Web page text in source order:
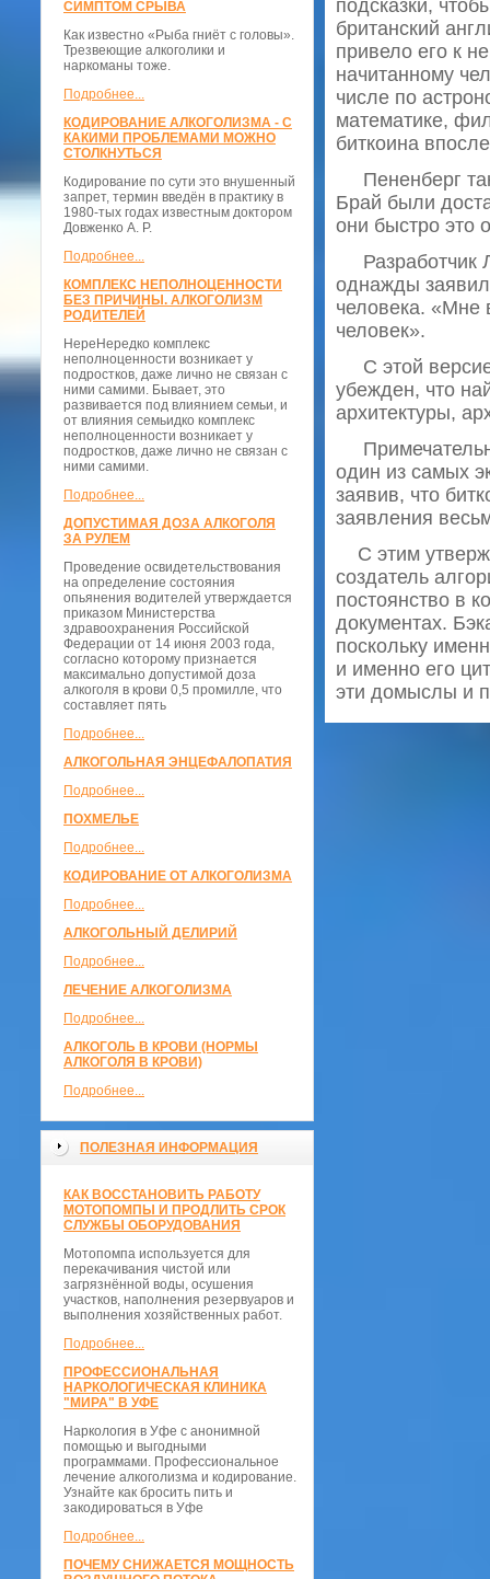
СИМПТОМ СРЫВА
Как известно «Рыба гниёт с головы».
Трезвеющие алкоголики и
наркоманы тоже.
Подробнее...
КОДИРОВАНИЕ АЛКОГОЛИЗМА - С
КАКИМИ ПРОБЛЕМАМИ МОЖНО
СТОЛКНУТЬСЯ
Кодирование по сути это внушенный
запрет, термин введён в практику в
1980-тых годах известным доктором
Довженко А. Р.
Подробнее...
КОМПЛЕКС НЕПОЛНОЦЕННОСТИ
БЕЗ ПРИЧИНЫ. АЛКОГОЛИЗМ
РОДИТЕЛЕЙ
НереНередко комплекс
неполноценности возникает у
подростков, даже лично не связан с
ними самими. Бывает, это
развивается под влиянием семьи, и
от влияния семьидко комплекс
неполноценности возникает у
подростков, даже лично не связан с
ними самими.
Подробнее...
ДОПУСТИМАЯ ДОЗА АЛКОГОЛЯ
ЗА РУЛЕМ
Проведение освидетельствования
на определение состояния
опьянения водителей утверждается
приказом Министерства
здравоохранения Российской
Федерации от 14 июня 2003 года,
согласно которому признается
максимально допустимой доза
алкоголя в крови 0,5 промилле, что
составляет пять
Подробнее...
АЛКОГОЛЬНАЯ ЭНЦЕФАЛОПАТИЯ
Подробнее...
ПОХМЕЛЬЕ
Подробнее...
КОДИРОВАНИЕ ОТ АЛКОГОЛИЗМА
Подробнее...
АЛКОГОЛЬНЫЙ ДЕЛИРИЙ
Подробнее...
ЛЕЧЕНИЕ АЛКОГОЛИЗМА
Подробнее...
АЛКОГОЛЬ В КРОВИ (НОРМЫ
АЛКОГОЛЯ В КРОВИ)
Подробнее...
ПОЛЕЗНАЯ ИНФОРМАЦИЯ
КАК ВОССТАНОВИТЬ РАБОТУ
МОТОПОМПЫ И ПРОДЛИТЬ СРОК
СЛУЖБЫ ОБОРУДОВАНИЯ
Мотопомпа используется для
перекачивания чистой или
загрязнённой воды, осушения
участков, наполнения резервуаров и
выполнения хозяйственных работ.
Подробнее...
ПРОФЕССИОНАЛЬНАЯ
НАРКОЛОГИЧЕСКАЯ КЛИНИКА
"МИРА" В УФЕ
Наркология в Уфе с анонимной
помощью и выгодными
программами. Профессиональное
лечение алкоголизма и кодирование.
Узнайте как бросить пить и
закодироваться в Уфе
Подробнее...
ПОЧЕМУ СНИЖАЕТСЯ МОЩНОСТЬ
подсказки,
британский
привело его к
начитанному
числе по
математике,
биткоина
Пененберг
Брай были
они быстро это
Разработчик
однажды
человека. «Мне
человек».
С этой
убежден, что
архитектуры,
один из самых
заявив, что
заявления
С этим
создатель
постоянство в
документах.
поскольку
и именно его
эти домыслы и